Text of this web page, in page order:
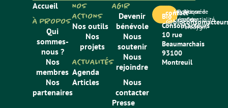
Accueil
À PROPOS
Qui
sommes-
nous ?
Nos
membres
Nos
partenaires
NOS
ACTIONS
Nos outils
Nos
projets
ACTUALITÉS
Agenda
Articles
AGIR
Devenir
bénévole
Nous
soutenir
Nous
rejoindre
Nous
contacter
Presse
Bio
Consom’acteurs
10 rue
Beaumarchais
93100
Montreuil
contact
Mentions
légales
Politique de
confidentialité
Site créé
par
Paradygm